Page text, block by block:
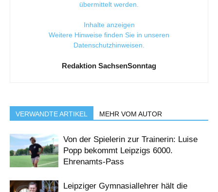
übermittelt werden.
Inhalte anzeigen
Weitere Hinweise finden Sie in unseren
Datenschutzhinweisen
Redaktion SachsenSonntag
VERWANDTE ARTIKEL MEHR VOM AUTOR
Von der Spielerin zur Trainerin: Luise
Popp bekommt Leipzigs 6000.
Ehrenamts-Pass
Leipziger Gymnasiallehrer hält die